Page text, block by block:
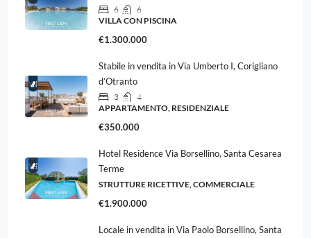
6
6
VILLA CON PISCINA
€1.300.000
Stabile in vendita in Via Umberto I, Corigliano
d’Otranto
3
4
APPARTAMENTO, RESIDENZIALE
€350.000
Hotel Residence Via Borsellino, Santa Cesarea
Terme
STRUTTURE RICETTIVE, COMMERCIALE
€1.900.000
Locale in vendita in Via Paolo Borsellino, Santa